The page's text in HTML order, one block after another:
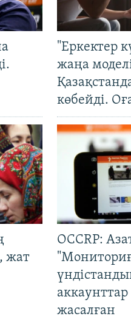
"Еркектер
жаңа
көбейді.
жат
OCCRP:
жасалған